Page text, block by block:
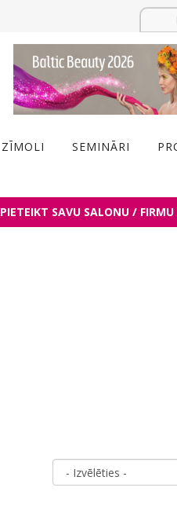
ZĪMOLI SEMINĀRI
PIETEIKT SAVU SALONU / FIRMU